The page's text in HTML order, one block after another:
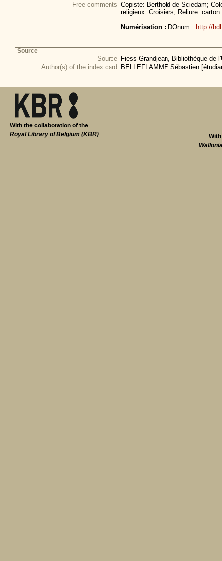
Free comments Copiste: Berthold de Sciedam;
religieux: Croisiers; Reliure: carton
Numérisation : DOnum : http://
Source
Source Fiess-Grandjean, Bibliothèque de
Author(s) of the index card
BELLEFLAMME Sébastien
With the collaboration of the
Royal Library of Belgium (KBR)